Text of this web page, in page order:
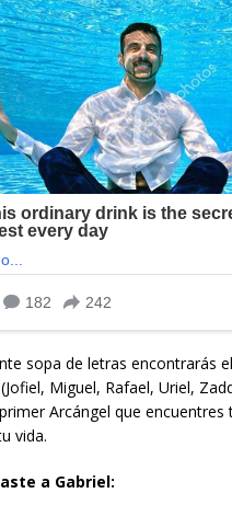
sopa de letras encontrarás
Miguel, Rafael, Uriel,
Arcángel que
vida.
a Gabriel: